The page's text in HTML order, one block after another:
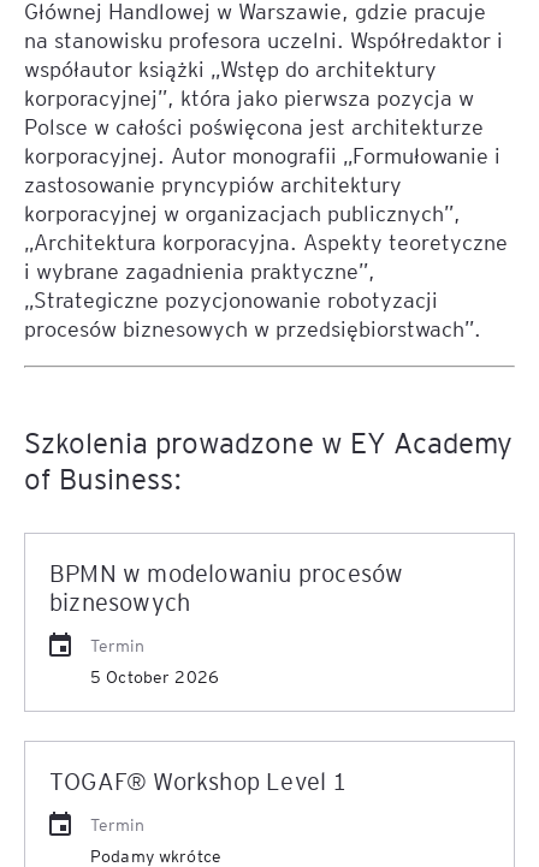
Głównej Handlowej w Warszawie, gdzie pracuje
na stanowisku profesora uczelni. Współredaktor i
współautor książki „Wstęp do architektury
korporacyjnej”, która jako pierwsza pozycja w
Polsce w całości poświęcona jest architekturze
korporacyjnej. Autor monografii „Formułowanie i
zastosowanie pryncypiów architektury
korporacyjnej w organizacjach publicznych”,
„Architektura korporacyjna. Aspekty teoretyczne
i wybrane zagadnienia praktyczne”,
„Strategiczne pozycjonowanie robotyzacji
procesów biznesowych w przedsiębiorstwach”.
Szkolenia prowadzone w EY Academy
of Business:
BPMN w modelowaniu procesów
biznesowych
Termin
5 October 2026
TOGAF® Workshop Level 1
Termin
Podamy wkrótce